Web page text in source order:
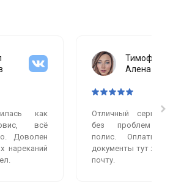
как
всё
Доволен
нареканий
Тимофеева
Алена
Отличный сервис.
без проблем
полис.
документы тут же
почту.